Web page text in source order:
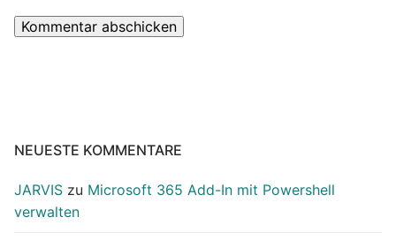
NEUESTE KOMMENTARE
JARVIS zu Microsoft 365 Add-In mit Powershell
verwalten